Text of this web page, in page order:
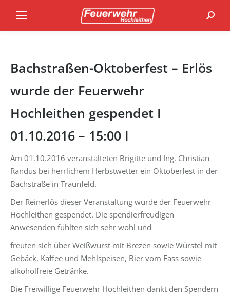
Bachstraßen-Oktoberfest – Erlös
wurde der Feuerwehr
Hochleithen gespendet I
01.10.2016 – 15:00 I
Am 01.10.2016 veranstalteten Brigitte und Ing. Christian
Randus bei herrlichem Herbstwetter ein Oktoberfest in der
Bachstraße in Traunfeld.
Der Reinerlös dieser Veranstaltung wurde der Feuerwehr
Hochleithen gespendet. Die spendierfreudigen
Anwesenden fühlten sich sehr wohl und
freuten sich über Weißwurst mit Brezen sowie Würstel mit
Gebäck, Kaffee und Mehlspeisen, Bier vom Fass sowie
alkoholfreie Getränke.
Die Freiwillige Feuerwehr Hochleithen dankt den Spendern